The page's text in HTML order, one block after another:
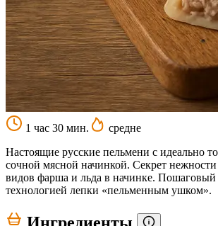
1 час 30 мин.
средне
Настоящие русские пельмени с идеально
сочной мясной начинкой. Секрет нежности
видов фарша и льда в начинке. Пошаговый
технологией лепки «пельменным ушком».
Ингредиенты